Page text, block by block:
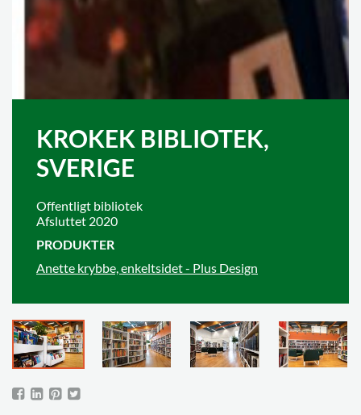
KROKEK BIBLIOTEK,
SVERIGE
Offentligt bibliotek
Afsluttet 2020
PRODUKTER
Anette krybbe, enkeltsidet - Plus Design